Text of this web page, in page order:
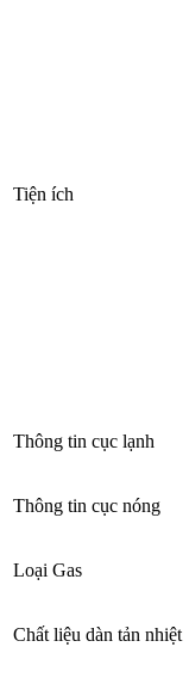
Tiện ích
Thông tin cục lạnh
Thông tin cục nóng
Loại Gas
Chất liệu dàn tản nhiệt